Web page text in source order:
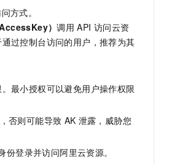
方式。
）调用 API 访问云资
过控制台访问的用户，推荐为其
最小授权可以避免用户操作权限
否则可能导致 AK 泄露，威胁您
登录并访问阿里云资源。
HOT
真实软件的智能体编程平台
无界
小程序
建站
开发
统